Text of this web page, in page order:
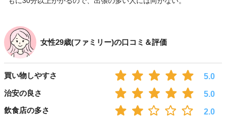
女性29歳(ファミリー)の口コミ＆評価
買い物しやすさ
5.0
治安の良さ
5.0
飲食店の多さ
2.0